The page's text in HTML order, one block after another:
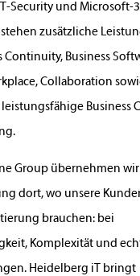
Security und Microsoft-
zusätzliche
Continuity, Business
Collaboration
Business
Group übernehmen wir
dort, wo unsere
brauchen: bei
Komplexität und
Heidelberg iT bringt